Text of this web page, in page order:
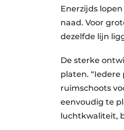
Enerzijds
naad. Voor
dezelfde lijn
De sterke
platen.
ruimschoots
eenvoudig te
luchtkwaliteit,